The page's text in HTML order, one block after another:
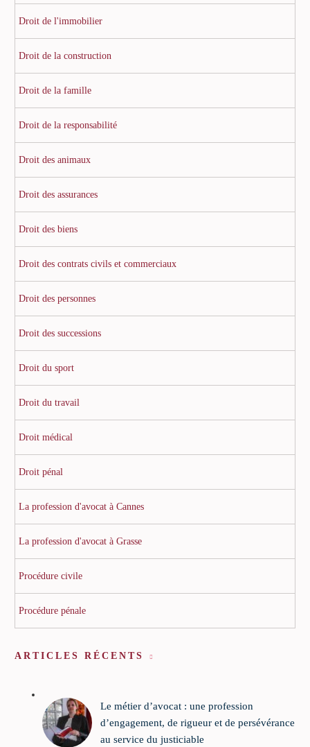
Droit de l'immobilier
Droit de la construction
Droit de la famille
Droit de la responsabilité
Droit des animaux
Droit des assurances
Droit des biens
Droit des contrats civils et commerciaux
Droit des personnes
Droit des successions
Droit du sport
Droit du travail
Droit médical
Droit pénal
La profession d'avocat à Cannes
La profession d'avocat à Grasse
Procédure civile
Procédure pénale
ARTICLES RÉCENTS
Le métier d’avocat : une profession
d’engagement, de rigueur et de persévérance
au service du justiciable